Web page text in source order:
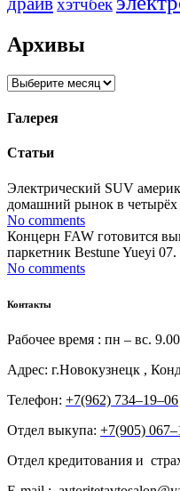
хэтчбек
Архивы
Архивы
Галерея
Статьи
Электрический SUV
домашний рынок в четырёх
No comments
Концерн FAW готовится
паркетник Bestune Yueyi
No comments
Контакты
Рабочее время : пн – вс.
Адрес: г.Новокузнецк ,
Телефон: +7(962) 734‒19‒06
Отдел выкупа: +7(905)
Отдел кредитования и